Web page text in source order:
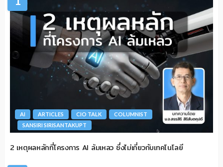
AI ARTICLES CIO TALK
COLUMNIST
SANSIRI SIRISANTAKUPT
2 เหตุผลหลักที่โครงการ AI ล้มเหลว ซึ่งไม่เกี่ยวกับเทคโนโลยี